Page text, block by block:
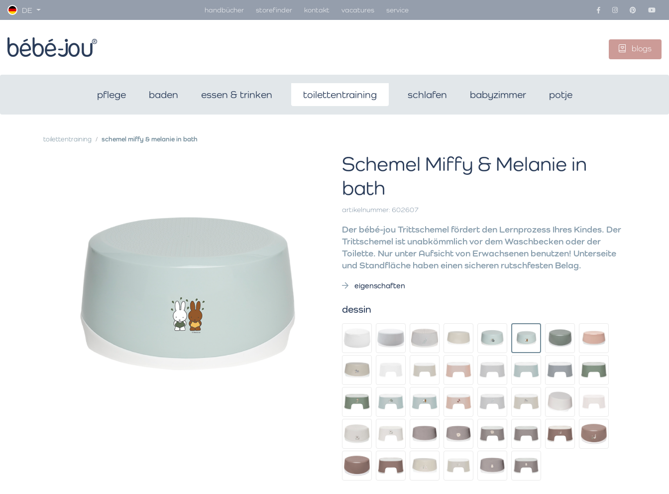
DE handbücher storefinder kontakt vacatures service
blogs
pflege baden essen & trinken toilettentraining schlafen babyzimmer potje
toilettentraining schemel miffy & melanie in bath
Schemel Miffy & Melanie in
bath
artikelnummer: 602607
Der bébé-jou Trittschemel fördert den Lernprozess Ihres Kindes. Der
Trittschemel ist unabkömmlich vor dem Waschbecken oder der
Toilette. Nur unter Aufsicht von Erwachsenen benutzen! Unterseite
und Standfläche haben einen sicheren rutschfesten Belag.
eigenschaften
dessin